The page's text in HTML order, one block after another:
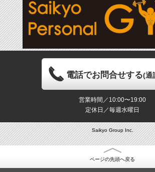
電話でお問合せする(通
営業時間／10:00〜19:00
定休日／毎週水曜日
Saikyo Group Inc.
ページの先頭へ戻る